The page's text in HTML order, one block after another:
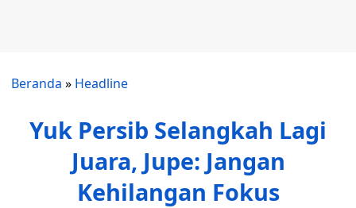
Beranda » Headline
Yuk Persib Selangkah Lagi
Juara, Jupe: Jangan
Kehilangan Fokus